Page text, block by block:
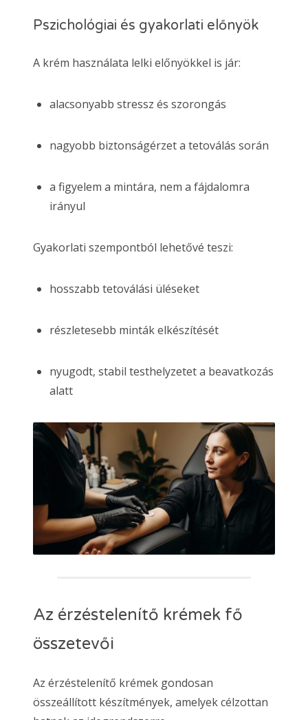
Pszichológiai és gyakorlati előnyök
A krém használata lelki előnyökkel is jár:
alacsonyabb stressz és szorongás
nagyobb biztonságérzet a tetoválás során
a figyelem a mintára, nem a fájdalomra
irányul
Gyakorlati szempontból lehetővé teszi:
hosszabb tetoválási üléseket
részletesebb minták elkészítését
nyugodt, stabil testhelyzetet a beavatkozás
alatt
Az érzéstelenítő krémek fő
összetevői
Az érzéstelenítő krémek gondosan
összeállított készítmények, amelyek célzottan